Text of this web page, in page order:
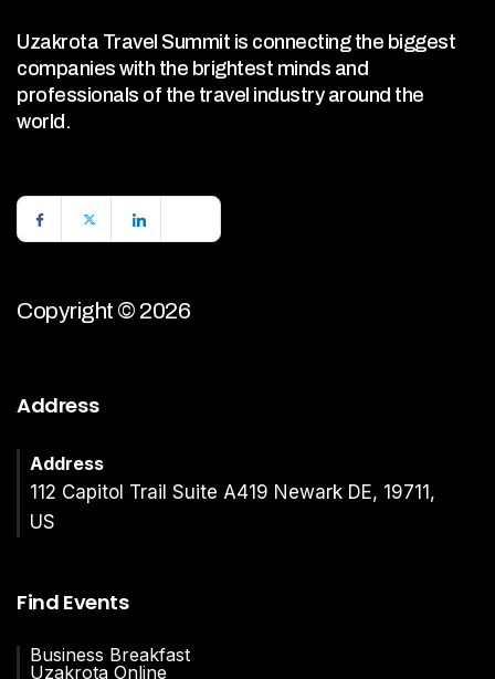
Uzakrota Travel Summit is connecting the biggest
companies with the brightest minds and
professionals of the travel industry around the
world.
Copyright © 2026
Address
Address
112 Capitol Trail Suite A419 Newark DE, 19711,
US
Find Events
Business Breakfast
Uzakrota Online